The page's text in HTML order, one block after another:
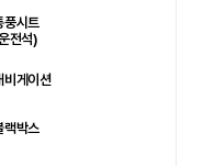
풍시트
전석)
비게이션
랙박스